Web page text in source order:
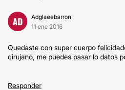
AD
Adglaeebarron
11 ene 2016
Quedaste con super cuerpo
cirujano, me puedes pasar lo datos
Responder